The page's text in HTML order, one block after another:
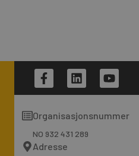
F
a
c
b
o
o
L
i
n
k
e
d
Y
o
u
u
Organisasjonsnummer
NO 932 431 289
Adresse